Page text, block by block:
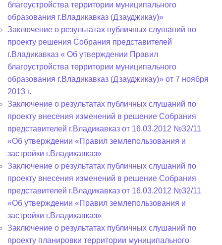
благоустройства территории муниципального
образования г.Владикавказ (Дзауджикау)»
Заключение о результатах публичных слушаний по
проекту решения Собрания представителей
г.Владикавказ « Об утверждении Правил
благоустройства территории муниципального
образования г.Владикавказ (Дзауджикау)» от 7 ноября
2013 г.
Заключение о результатах публичных слушаний по
проекту внесения изменений в решение Собрания
представителей г.Владикавказ от 16.03.2012 №32/11
«Об утверждении «Правил землепользования и
застройки г.Владикавказ»
Заключение о результатах публичных слушаний по
проекту внесения изменений в решение Собрания
представителей г.Владикавказ от 16.03.2012 №32/11
«Об утверждении «Правил землепользования и
застройки г.Владикавказ»
Заключение о результатах публичных слушаний по
проекту планировки территории муниципального